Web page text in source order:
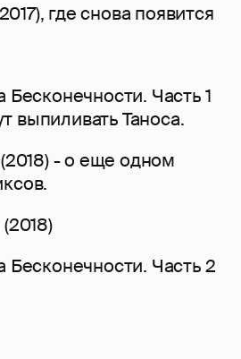
где снова появится
Часть 1
выпиливать Таноса.
- о еще одном
Бесконечности. Часть 2